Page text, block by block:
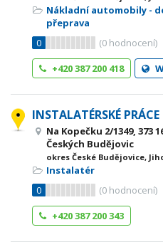
Nákladní automobily -
přeprava
0
(0 hodnocení)
+420 387 200 418
INSTALATÉRSKÉ
Na Kopečku 2/1349, 373
Českých Budějovic
okres České Budějovice,
Instalatér
0
(0 hodnocení)
+420 387 200 343